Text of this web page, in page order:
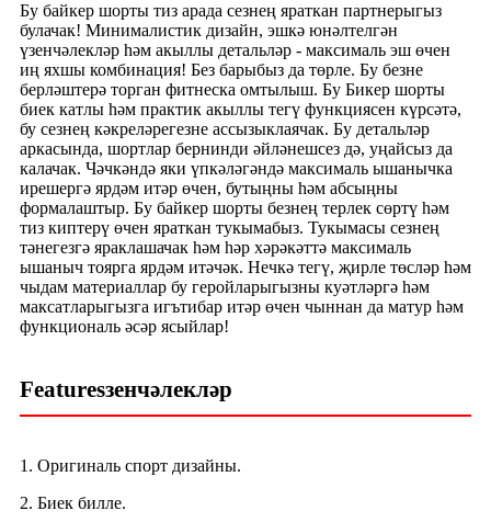
Бу байкер шорты тиз арада сезнең яраткан партнерыгыз
булачак! Минималистик дизайн, эшкә юнәлтелгән
үзенчәлекләр һәм акыллы детальләр - максималь эш өчен
иң яхшы комбинация! Без барыбыз да төрле. Бу безне
берләштерә торган фитнеска омтылыш. Бу Бикер шорты
биек катлы һәм практик акыллы тегү функциясен күрсәтә,
бу сезнең кәкреләрегезне ассызыклаячак. Бу детальләр
аркасында, шортлар бернинди әйләнешсез дә, уңайсыз да
калачак. Чәчкәндә яки үпкәләгәндә максималь ышанычка
ирешергә ярдәм итәр өчен, бутыңны һәм абсыңны
формалаштыр. Бу байкер шорты безнең терлек сөртү һәм
тиз киптерү өчен яраткан тукымабыз. Тукымасы сезнең
тәнегезгә яраклашачак һәм һәр хәрәкәттә максималь
ышаныч тоярга ярдәм итәчәк. Нечкә тегү, җирле төсләр һәм
чыдам материаллар бу геройларыгызны куәтләргә һәм
максатларыгызга игътибар итәр өчен чыннан да матур һәм
функциональ әсәр ясыйлар!
Featuresзенчәлекләр
1. Оригиналь спорт дизайны.
2. Биек билле.